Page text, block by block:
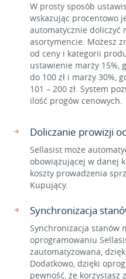
W prosty sposób
wskazując procentowo
automatycznie doliczyć
asortymencie. Możesz
od ceny i kategorii
ustawienie marży 15%,
do 100 zł i marży 30%,
101 – 200 zł. System
ilość progów cenowych.
Doliczanie prowizji
Sellasist może
obowiązującej w danej
koszty prowadzenia
Kupujący.
Synchronizacja
Synchronizacja stanów
oprogramowaniu
zautomatyzowana,
Dodatkowo, dzięki
pewność, że korzystasz